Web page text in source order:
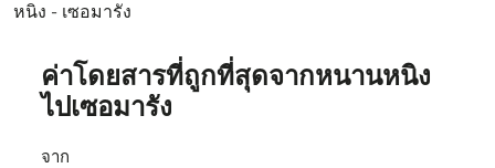
หนิง - เซอมารัง
ค่าโดยสารที่ถูกที่สุดจากหนานหนิง
ไปเซอมารัง
จาก
ลองอัปเดตเส้นทางของคุณ (ต้นทางและ/หรือปลายทาง) หรื